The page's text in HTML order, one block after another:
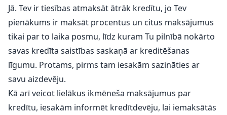
Jā. Tev ir tiesības atmaksāt ātrāk kredītu, jo Tev
pienākums ir maksāt procentus un citus maksājumus
tikai par to laika posmu, līdz kuram Tu pilnībā nokārto
savas kredīta saistības saskaņā ar kreditēšanas
līgumu. Protams, pirms tam iesakām sazināties ar
savu aizdevēju.
Kā arī veicot lielākus ikmēneša maksājumus par
kredītu, iesakām informēt kredītdevēju, lai iemaksātās